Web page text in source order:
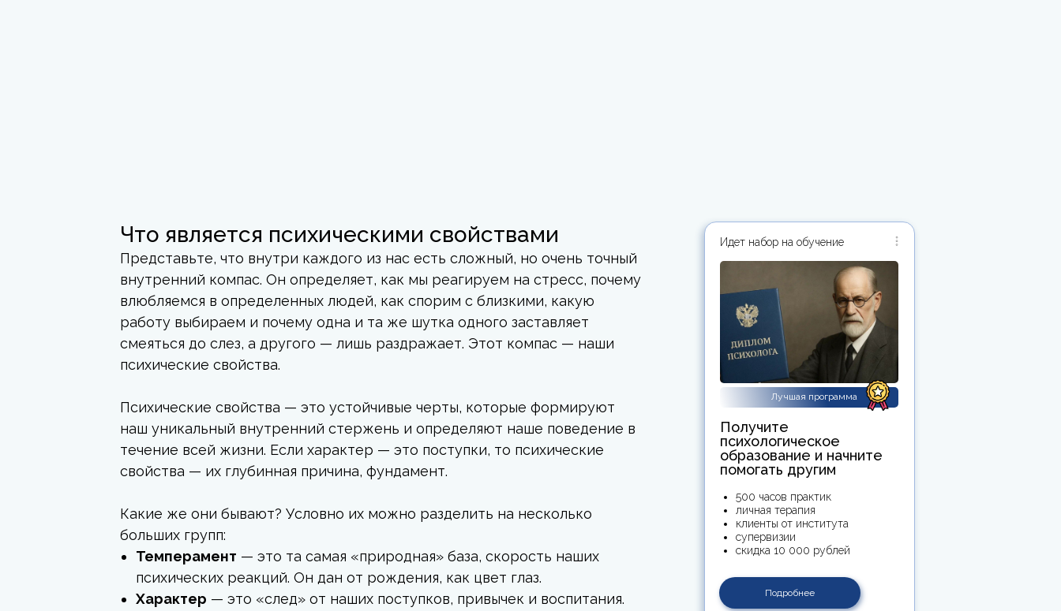
500 часов практик
личная терапия
клиенты от института
супервизии
скидка 10 000 рублей
Получите
психологическое
образование и начните
помогать другим
Лучшая программа
Идет набор на обучение
Подробнее
Что является психическими свойствами
Представьте, что внутри каждого из нас есть сложный, но очень точный
внутренний компас. Он определяет, как мы реагируем на стресс, почему
влюбляемся в определенных людей, как спорим с близкими, какую
работу выбираем и почему одна и та же шутка одного заставляет
смеяться до слез, а другого — лишь раздражает. Этот компас — наши
психические свойства.
Психические свойства — это устойчивые черты, которые формируют
наш уникальный внутренний стержень и определяют наше поведение в
течение всей жизни. Если характер — это поступки, то психические
свойства — их глубинная причина, фундамент.
Какие же они бывают? Условно их можно разделить на несколько
больших групп:
Темперамент — это та самая «природная» база, скорость наших
психических реакций. Он дан от рождения, как цвет глаз.
Характер — это «след» от наших поступков, привычек и воспитания.